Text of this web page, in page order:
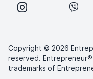
Copyright © 2026
reserved.
trademarks of